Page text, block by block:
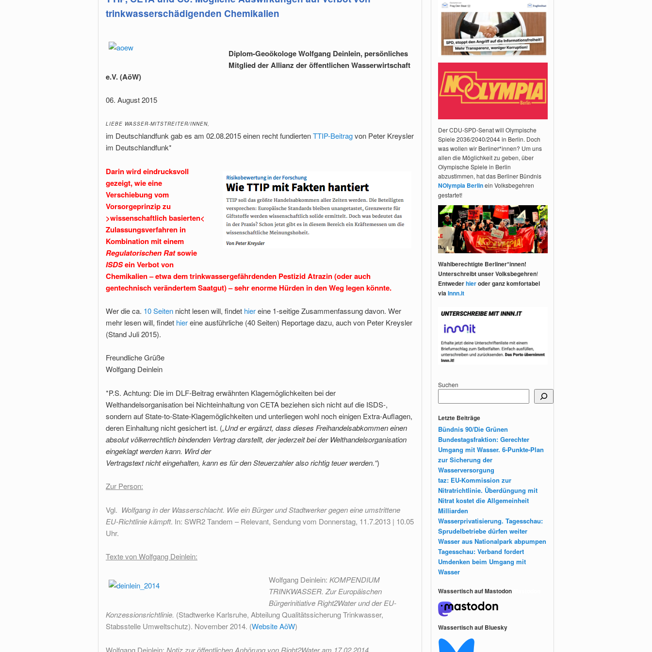
trinkwasserschädigenden Chemikalien
Diplom-Geoökologe Wolfgang Deinlein, persönliches
Mitglied der Allianz der öffentlichen Wasserwirtschaft
e.V. (AöW)
06. August 2015
LIEBE WASSER-MITSTREITER/INNEN,
im Deutschlandfunk gab es am 02.08.2015 einen recht fundiertenTTIP-Beitragvon Peter Kreysler
im Deutschlandfunk*
Darin wird eindrucksvoll
gezeigt, wie eine
Verschiebung vom
Vorsorgeprinzip zu
>wissenschaftlich basierten<
Zulassungsverfahren in
Kombination mit einem
Regulatorischen Ratsowie
ISDSein Verbot von
Chemikalien – etwa dem trinkwassergefährdenden Pestizid Atrazin (oder auch
gentechnisch verändertem Saatgut) – sehr enorme Hürden in den Weg legen könnte.
Wer die ca. 10 Seiten nicht lesen will, findet hiereine 1-seitige Zusammenfassung davon. Wer
mehr lesen will, findet hiereine ausführliche (40 Seiten) Reportage dazu, auch von Peter Kreysler
(Stand Juli 2015).
Freundliche Grüße
Wolfgang Deinlein
*P.S. Achtung: Die im DLF-Beitrag erwähnten Klagemöglichkeiten bei der
Welthandelsorganisation bei Nichteinhaltung von CETA beziehen sich nicht auf die ISDS-,
sondern auf State-to-State-Klagemöglichkeiten und unterliegen wohl noch einigen Extra-Auflagen,
deren Einhaltung nicht gesichert ist. („Und er ergänzt, dass dieses Freihandelsabkommen einen
absolut völkerrechtlich bindenden Vertrag darstellt, der jederzeit bei der Welthandelsorganisation
eingeklagt werden kann. Wird der
Vertragstext nicht eingehalten, kann es für den Steuerzahler alsorichtig teuer werden.“)
Zur Person:
Vgl. Wolfgang in der Wasserschlacht. Wie ein Bürger und Stadtwerker gegen eine umstrittene
EU-Richtlinie kämpft. In: SWR2 Tandem – Relevant, Sendung vom Donnerstag, 11.7.2013 | 10.05
Uhr.
Texte von Wolfgang Deinlein:
Wolfgang Deinlein:KOMPENDIUM
TRINKWASSER. Zur Europäischen
Bürgerinitiative Right2Waterund der EU-
Konzessionsrichtlinie. (Stadtwerke Karlsruhe, Abteilung Qualitätssicherung Trinkwasser,
Stabsstelle Umweltschutz). November 2014. (Website AöW)
Wolfgang Deinlein: Notiz zur öffentlichen Anhörung von Right2Water am 17.02.2014
Der CDU-SPD-Senat will Olympische
Spiele 2036/2040/2044 in Berlin. Doch
was wollen wir Berliner*innen? Um uns
allen die Möglichkeit zu geben, über
Olympische Spiele in Berlin
abzustimmen, hat das Berliner Bündnis
NOlympia Berlinein Volksbegehren
gestartet!
Wahlberechtigte Berliner*innen!
Unterschreibt unser Volksbegehren!
Entwederhieroder ganz komfortabel
viaInnn.it
Suchen
Letzte Beiträge
Bündnis 90/Die Grünen
Bundestagsfraktion: Gerechter
Umgang mit Wasser. 6-Punkte-Plan
zur Sicherung der
Wasserversorgung
taz: EU-Kommission zur
Nitratrichtlinie. Überdüngung mit
Nitrat kostet die Allgemeinheit
Milliarden
Wasserprivatisierung. Tagesschau:
Sprudelbetriebe dürfen weiter
Wasser aus Nationalpark abpumpen
Tagesschau: Verband fordert
Umdenken beim Umgang mit
Wasser
Wassertisch auf Mastodon
Wassertisch auf Bluesky